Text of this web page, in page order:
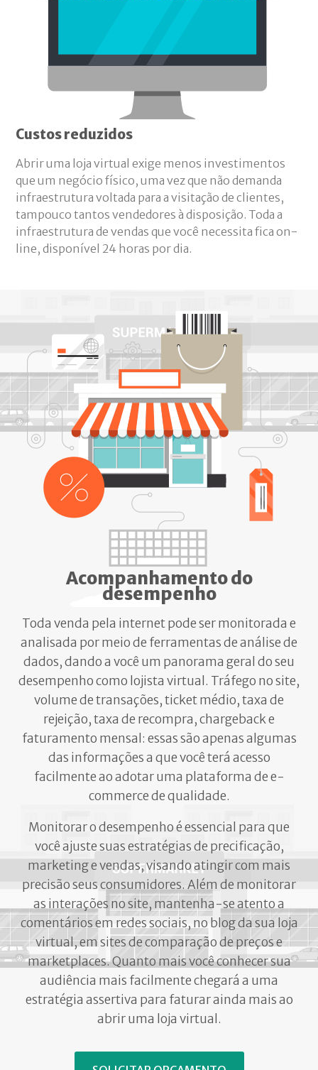
Custos reduzidos
Abrir uma loja virtual exige menos investimentos
que um negócio físico, uma vez que não demanda
infraestrutura voltada para a visitação de clientes,
tampouco tantos vendedores à disposição. Toda a
infraestrutura de vendas que você necessita fica on-
line, disponível 24 horas por dia.
Acompanhamento do
desempenho
Toda venda pela internet pode ser monitorada e
analisada por meio de ferramentas de análise de
dados, dando a você um panorama geral do seu
desempenho como lojista virtual. Tráfego no site,
volume de transações, ticket médio, taxa de
rejeição, taxa de recompra, chargeback e
faturamento mensal: essas são apenas algumas
das informações a que você terá acesso
facilmente ao adotar uma plataforma de e-
commerce de qualidade.
Monitorar o desempenho é essencial para que
você ajuste suas estratégias de precificação,
marketing e vendas, visando atingir com mais
precisão seus consumidores. Além de monitorar
as interações no site, mantenha-se atento a
comentários em redes sociais, no blog da sua loja
virtual, em sites de comparação de preços e
marketplaces. Quanto mais você conhecer sua
audiência mais facilmente chegará a uma
estratégia assertiva para faturar ainda mais ao
abrir uma loja virtual.